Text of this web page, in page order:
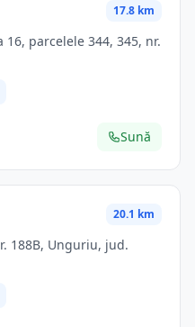
17.8 km
Sună
20.1 km